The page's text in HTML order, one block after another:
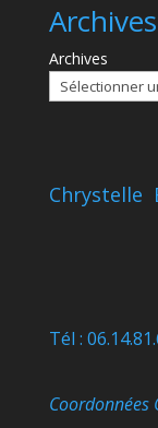
Archives
Archives
Chrystelle
Tél :
Coordonnées